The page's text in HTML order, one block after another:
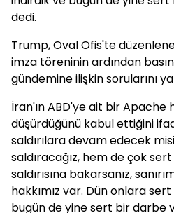
dedi.
Trump, Oval Ofis'te
imza töreninin ardından
gündemine ilişkin sorularını
İran'ın ABD'ye ait bir Apache
düşürdüğünü kabul ettiğini
saldırılara devam edecek
saldıracağız, hem de çok
saldırısına bakarsanız,
hakkımız var. Dün onlara
bugün de yine sert bir darbe